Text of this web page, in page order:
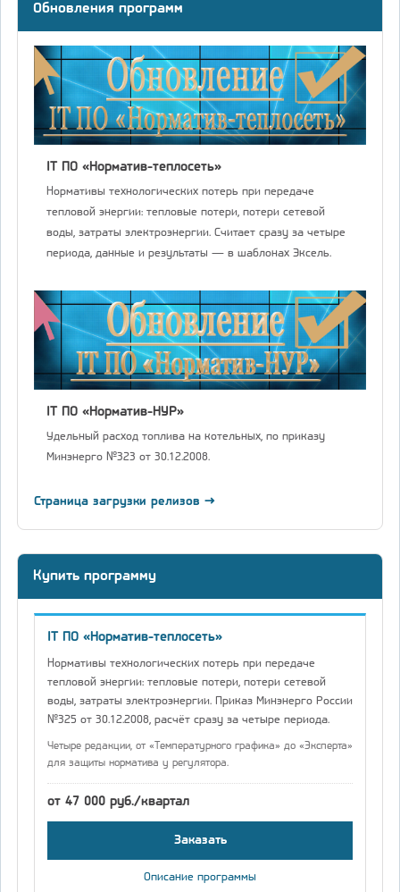
Обновления программ
IT ПО «Норматив-теплосеть»
Нормативы технологических потерь при передаче
тепловой энергии: тепловые потери, потери сетевой
воды, затраты электроэнергии. Считает сразу за четыре
периода, данные и результаты — в шаблонах Эксель.
IT ПО «Норматив-НУР»
Удельный расход топлива на котельных, по приказу
Минэнерго №323 от 30.12.2008.
Страница загрузки релизов →
Купить программу
IT ПО «Норматив-теплосеть»
Нормативы технологических потерь при передаче
тепловой энергии: тепловые потери, потери сетевой
воды, затраты электроэнергии. Приказ Минэнерго России
№325 от 30.12.2008, расчёт сразу за четыре периода.
Четыре редакции, от «Температурного графика» до «Эксперта»
для защиты норматива у регулятора.
от 47 000 руб./квартал
Заказать
Описание программы